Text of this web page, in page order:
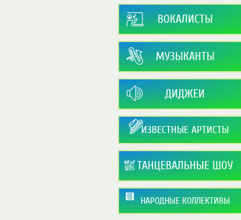
ВОКАЛИСТЫ
МУЗЫКАНТЫ
ДИДЖЕИ
ИЗВЕСТНЫЕ АРТИСТЫ
ТАНЦЕВАЛЬНЫЕ ШОУ
НАРОДНЫЕ КОЛЛЕКТИВЫ